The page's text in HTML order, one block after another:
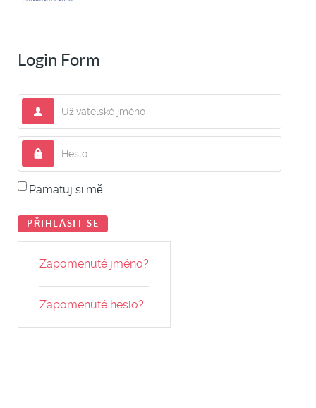
Login Form
Uživatelské jméno
Heslo
Pamatuj si mě
PŘIHLÁSIT SE
Zapomenuté jméno?
Zapomenuté heslo?